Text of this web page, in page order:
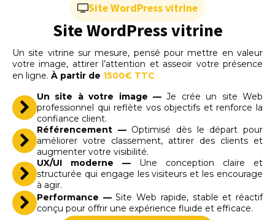
Site WordPress vitrine
Site WordPress vitrine
Un site vitrine sur mesure, pensé pour mettre en valeur
votre image, attirer l’attention et asseoir votre présence
en ligne. À partir de 1500€ TTC
Un site à votre image —Je crée un site Web
professionnel qui reflète vos objectifs et renforce la
confiance client.
Référencement —Optimisé dès le départ pour
améliorer votre classement, attirer des clients et
augmenter votre visibilité.
UX/UI moderne — Une conception claire et
structurée qui engage les visiteurs et les encourage
à agir.
Performance —Site Web rapide, stable et réactif
conçu pour offrir une expérience fluide et efficace.